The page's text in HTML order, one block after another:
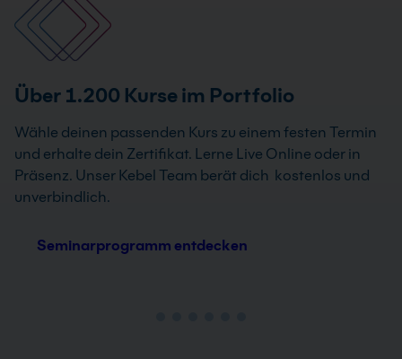
Über 1.200 Kurse im Portfolio
Wähle deinen passenden Kurs zu einem festen Termin
und erhalte dein Zertifikat. Lerne Live Online oder in
Präsenz. Unser Kebel Team berät dich kostenlos und
unverbindlich.
Seminarprogramm entdecken